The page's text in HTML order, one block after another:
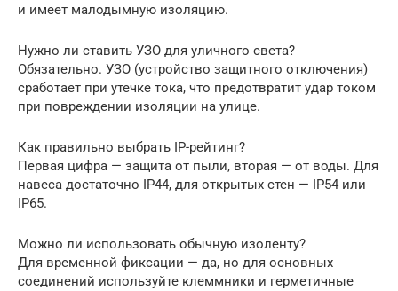
и имеет малодымную изоляцию.
Нужно ли ставить УЗО для уличного света?
Обязательно. УЗО (устройство защитного отключения)
сработает при утечке тока, что предотвратит удар током
при повреждении изоляции на улице.
Как правильно выбрать IP-рейтинг?
Первая цифра — защита от пыли, вторая — от воды. Для
навеса достаточно IP44, для открытых стен — IP54 или
IP65.
Можно ли использовать обычную изоленту?
Для временной фиксации — да, но для основных
соединений используйте клеммники и герметичные